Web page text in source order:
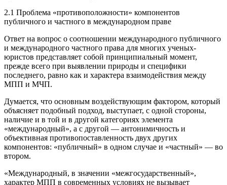
2.1 Проблема «противоположности» компонентов
публичного и частного в международном праве
Ответ на вопрос о соотношении международного публичного
и международного частного права для многих ученых-
юристов представляет собой принципиальный момент,
прежде всего при выявлении природы и специфики
последнего, равно как и характера взаимодействия между
МПП и МЧП.
Думается, что основным воздействующим фактором, который
объясняет подобный подход, выступает, с одной стороны,
наличие и в той и в другой категориях элемента
«международный», а с другой — антонимичность и
объективная противопоставленность двух других
компонентов: «публичный» в одном случае и «частный» — во
втором.
«Международный, в значении «межгосударственный»,
характер МПП в современных условиях не вызывает